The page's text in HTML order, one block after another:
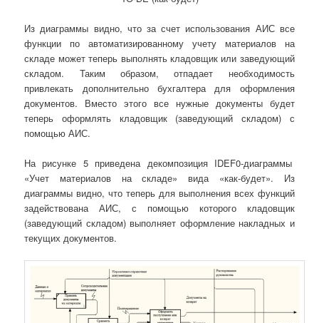
Из диаграммы видно, что за счет использования АИС все
функции по автоматизированному учету материалов на
складе может теперь выполнять кладовщик или заведующий
складом. Таким образом, отпадает необходимость
привлекать дополнительно бухгалтера для оформления
документов. Вместо этого все нужные документы будет
теперь оформлять кладовщик (заведующий складом) с
помощью АИС.
На рисунке 5 приведена декомпозиция IDEF0-диаграммы
«Учет материалов на складе» вида «как-будет». Из
диаграммы видно, что теперь для выполнения всех функций
задействована АИС, с помощью которого кладовщик
(заведующий складом) выполняет оформление накладных и
текущих документов.